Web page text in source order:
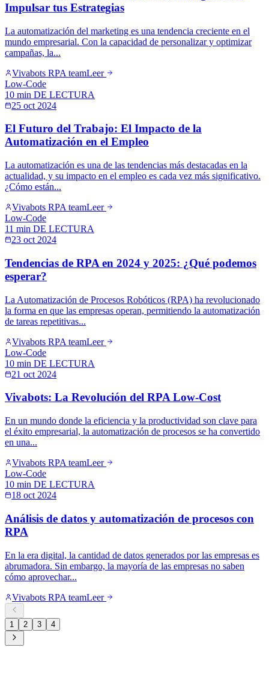
Impulsar tus Estrategias
La automatización del marketing es una tendencia creciente en el
mundo empresarial. Con la capacidad de personalizar y optimizar
campañas, la...
Vivabots RPA teamLeer
Low-Code
10 min DE LECTURA
25 oct 2024
El Futuro del Trabajo: El Impacto de la
Automatización en el Empleo
La automatización es una de las tendencias más destacadas en la
actualidad, y su impacto en el empleo es cada vez más significativo.
¿Cómo están...
Vivabots RPA teamLeer
Low-Code
11 min DE LECTURA
23 oct 2024
Tendencias de RPA en 2024 y 2025: ¿Qué podemos
esperar?
La Automatización de Procesos Robóticos (RPA) ha revolucionado
la forma en que las empresas operan, permitiendo la automatización
de tareas repetitivas...
Vivabots RPA teamLeer
Low-Code
10 min DE LECTURA
21 oct 2024
Vivabots: La Revolución del RPA Low-Cost
En un mundo donde la eficiencia y la productividad son clave para
el éxito empresarial, la automatización de procesos se ha convertido
en una...
Vivabots RPA teamLeer
Low-Code
10 min DE LECTURA
18 oct 2024
Análisis de datos y automatización de procesos con
RPA
En la era digital, la cantidad de datos generados por las empresas es
abrumadora. Sin embargo, la mayoría de las empresas no saben
cómo aprovechar...
Vivabots RPA teamLeer
1 2 3 4